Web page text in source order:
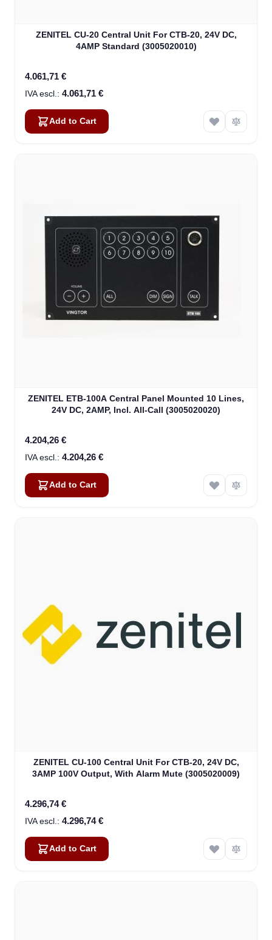
ZENITEL CU-20 Central Unit For CTB-20, 24V DC,
4AMP Standard (3005020010)
4.061,71 €
4.061,71 €
Add to Cart
ZENITEL ETB-100A Central Panel Mounted 10 Lines,
24V DC, 2AMP, Incl. All-Call (3005020020)
4.204,26 €
4.204,26 €
Add to Cart
ZENITEL CU-100 Central Unit For CTB-20, 24V DC,
3AMP 100V Output, With Alarm Mute (3005020009)
4.296,74 €
4.296,74 €
Add to Cart